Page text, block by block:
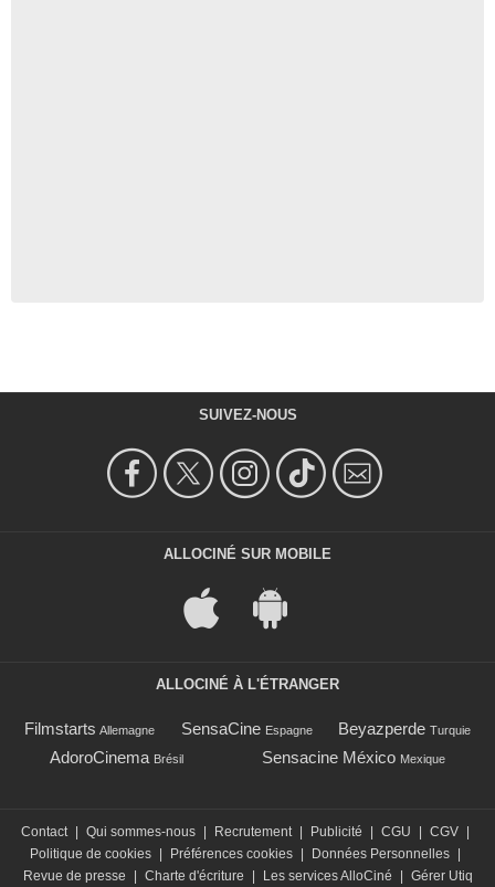
SUIVEZ-NOUS
ALLOCINÉ SUR MOBILE
ALLOCINÉ À L'ÉTRANGER
Filmstarts Allemagne SensaCine Espagne Beyazperde Turquie
AdoroCinema Brésil Sensacine México Mexique
Contact Qui sommes-nous Recrutement Publicité CGU CGV
Politique de cookies
Préférences cookies Données Personnelles
Revue de presse
Charte d'écriture Les services AlloCiné Gérer Utiq